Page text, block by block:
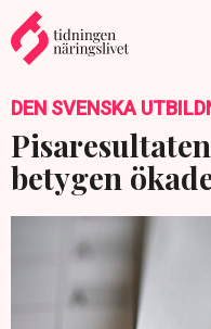
DEN SVENSKA
betygen